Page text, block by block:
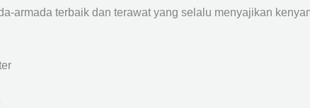
armada terbaik dan terawat yang selalu menyajikan